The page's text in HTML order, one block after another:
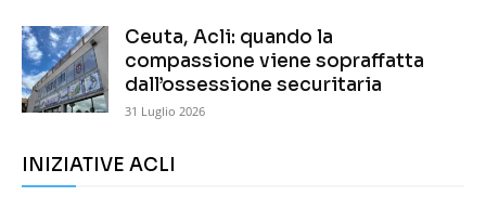
Ceuta, Acli: quando la
compassione viene sopraffatta
dall’ossessione securitaria
31 Luglio 2026
INIZIATIVE ACLI